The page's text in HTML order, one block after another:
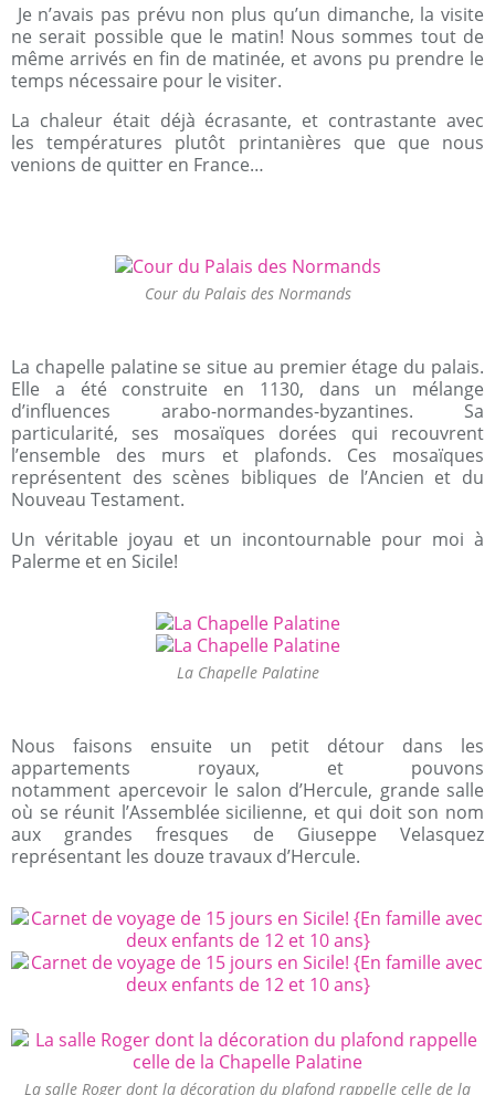
Je n’avais pas prévu non plus qu’un dimanche, la visite
ne serait possible que le matin! Nous sommes tout de
même arrivés en fin de matinée, et avons pu prendre le
temps nécessaire pour le visiter.
La chaleur était déjà écrasante, et contrastante avec
les températures plutôt printanières que que nous
venions de quitter en France…
Cour du Palais des Normands
La chapelle palatine se situe au premier étage du palais.
Elle a été construite en 1130, dans un mélange
d’influences arabo-normandes-byzantines. Sa
particularité, ses mosaïques dorées qui recouvrent
l’ensemble des murs et plafonds. Ces mosaïques
représentent des scènes bibliques de l’Ancien et du
Nouveau Testament.
Un véritable joyau et un incontournable pour moi à
Palerme et en Sicile!
La Chapelle Palatine
Nous faisons ensuite un petit détour dans les
appartements royaux, et pouvons
notamment apercevoir le salon d’Hercule, grande salle
où se réunit l’Assemblée sicilienne, et qui doit son nom
aux grandes fresques de Giuseppe Velasquez
représentant les douze travaux d’Hercule.
La salle Roger dont la décoration du plafond rappelle celle de la